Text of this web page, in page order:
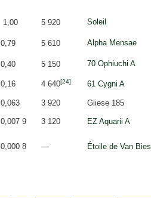
1,00 5 920 Soleil
0,79 5 610 Alpha Mensae
0,40 5 150 70Ophiuchi A
0,16 4 640[24] 61Cygni A
0,063 3 920 Gliese 185
0,007 9 3 120 EZAquarii A
0,000 8 — Étoile de Van